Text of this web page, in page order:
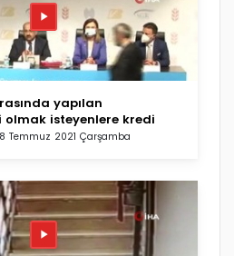
yapılan
isteyenlere kredi
Temmuz 2021 Çarşamba